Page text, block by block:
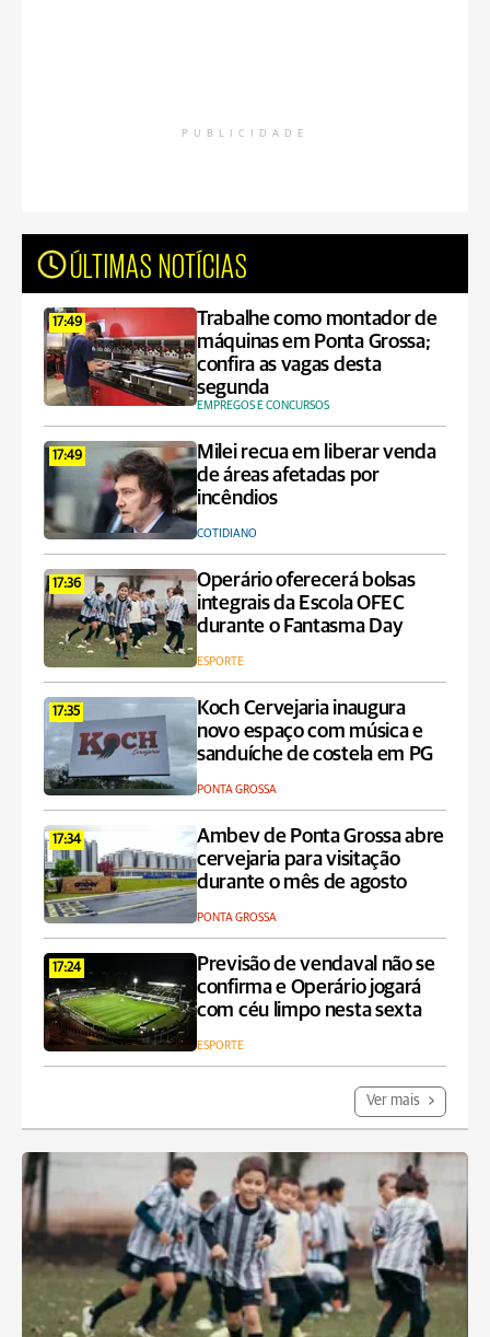
PUBLICIDADE
ÚLTIMAS NOTÍCIAS
17:49
Trabalhe como montador de
máquinas em Ponta Grossa;
confira as vagas desta
segunda
EMPREGOS E CONCURSOS
17:49
Milei recua em liberar venda
de áreas afetadas por
incêndios
COTIDIANO
17:36
Operário oferecerá bolsas
integrais da Escola OFEC
durante o Fantasma Day
ESPORTE
17:35
Koch Cervejaria inaugura
novo espaço com música e
sanduíche de costela em PG
PONTA GROSSA
17:34
Ambev de Ponta Grossa abre
cervejaria para visitação
durante o mês de agosto
PONTA GROSSA
17:24
Previsão de vendaval não se
confirma e Operário jogará
com céu limpo nesta sexta
ESPORTE
Ver mais